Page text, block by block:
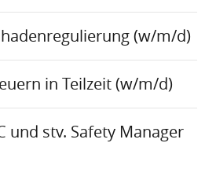
(w/m/d)
in Teilzeit (w/m/d)
und stv. Safety Manager